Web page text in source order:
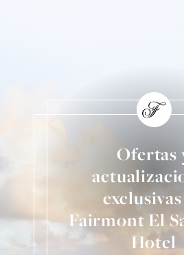
Ofertas
Fairmont El
Hotel